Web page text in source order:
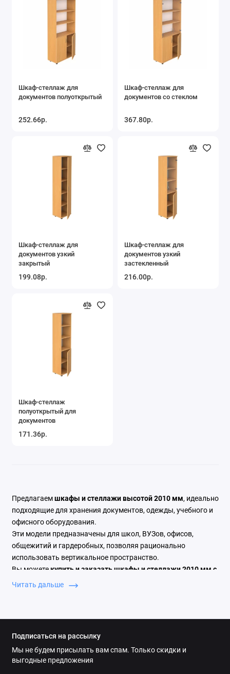
Шкаф-стеллаж для
документов полуоткрытый
252.66р.
Шкаф-стеллаж для
документов со стеклом
367.80р.
Шкаф-стеллаж для
документов узкий
закрытый
199.08р.
Шкаф-стеллаж для
документов узкий
застекленный
216.00р.
Шкаф-стеллаж
полуоткрытый для
документов
171.36р.
Предлагаемшкафы и стеллажи высотой 2010 мм, идеально
подходящие для хранения документов, одежды, учебного и
офисного оборудования.
Эти модели предназначены для школ, ВУЗов, офисов,
общежитий и гардеробных, позволяя рационально
использовать вертикальное пространство.
Вы можетекупить и заказать шкафы и стеллажи 2010 мм с
доставкойпо Минску и всей Беларуси.
Шкафы и стеллажи высотой 2010 мм используются для:
·
хранения документов, учебных материалов и
личных вещей
Читать дальше
Подписаться на рассылку
Мы не будем присылать вам спам. Только скидки и
выгодные предложения